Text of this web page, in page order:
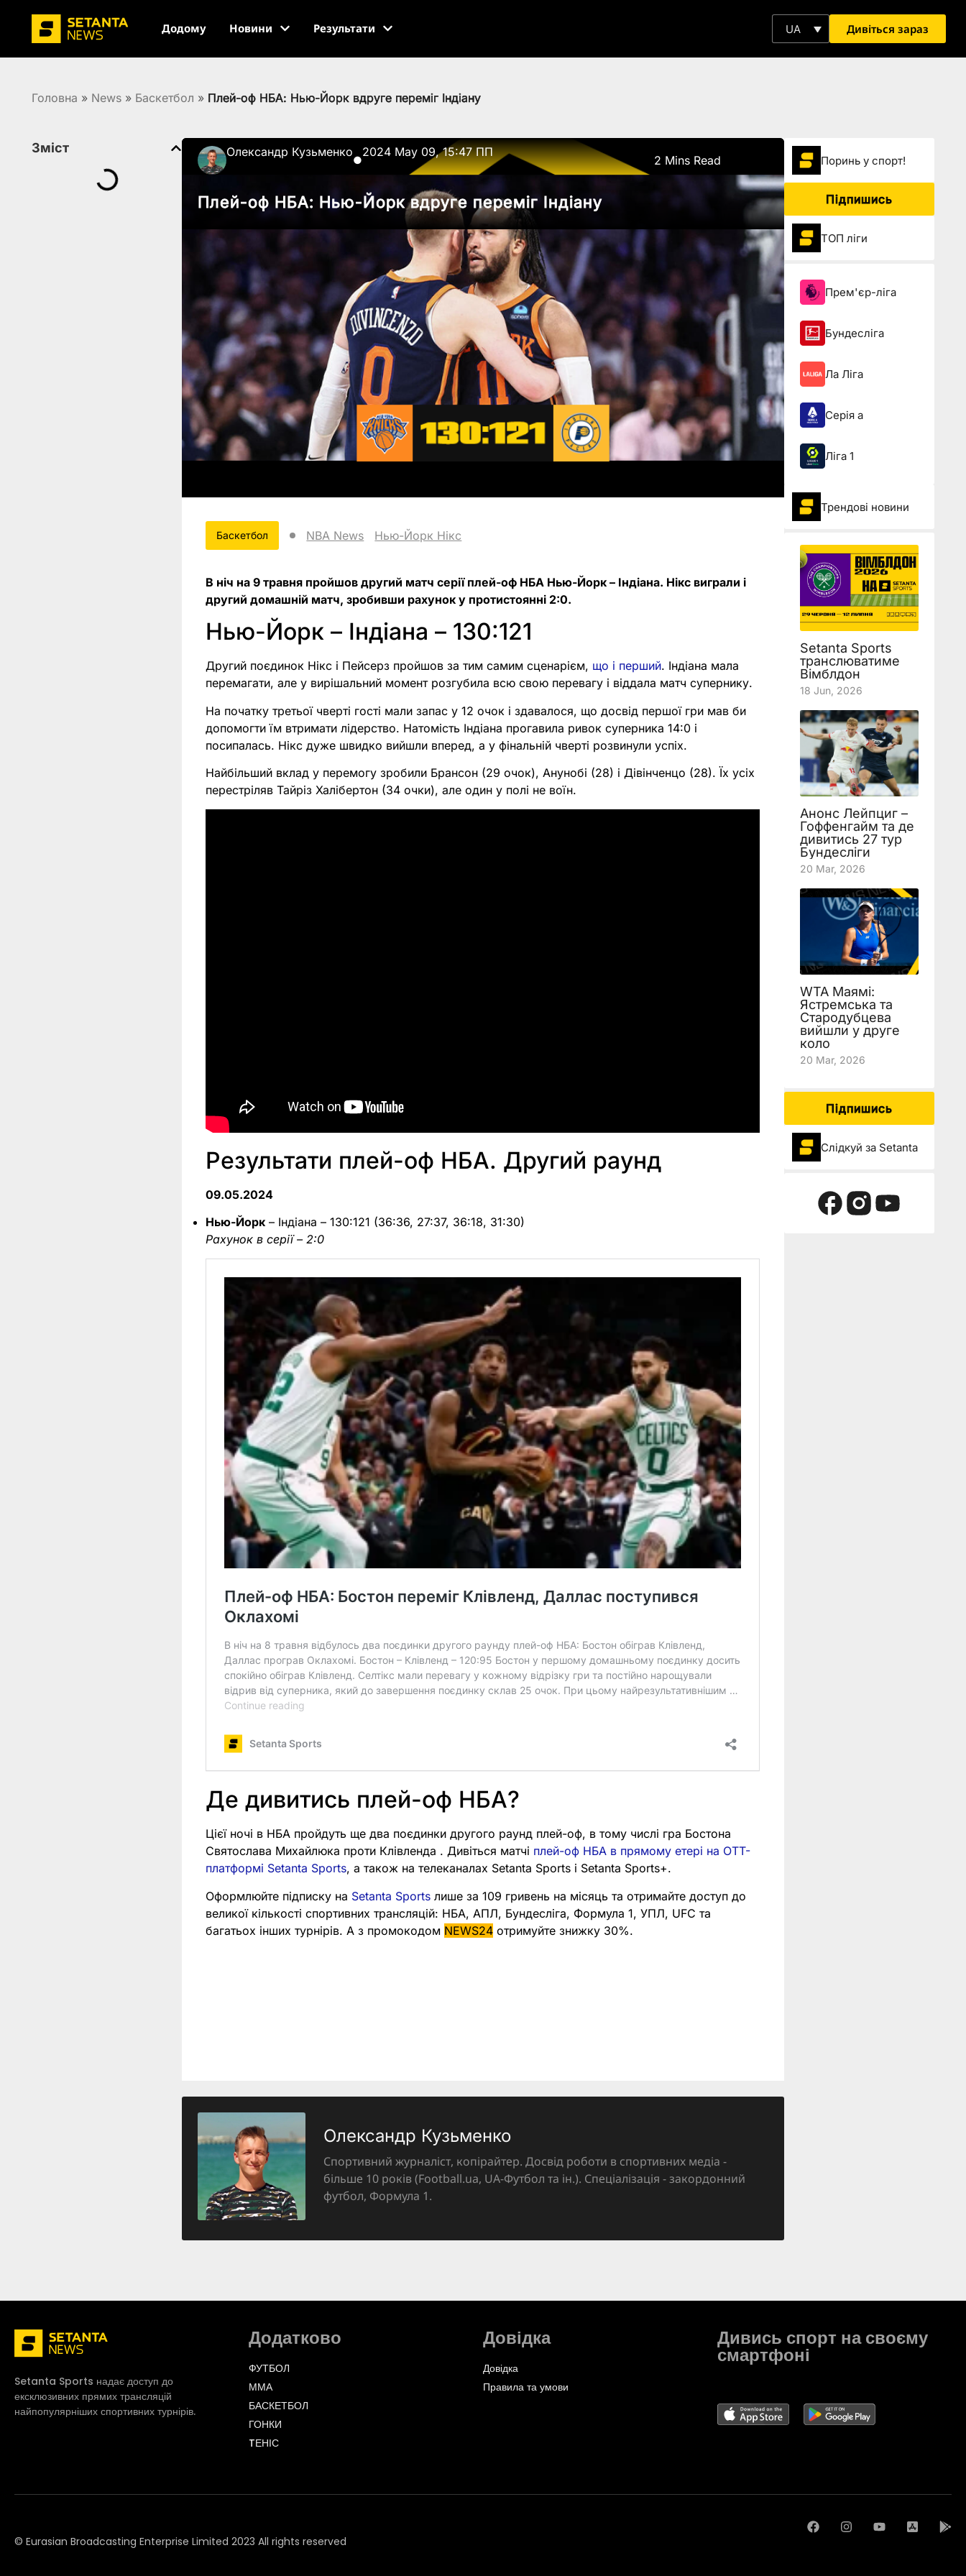
Додому Новини Результати UA Дивіться зараз
Головна » News » Баскетбол » Плей-оф НБА: Нью-Йорк вдруге переміг Індіану
Зміст Олександр Кузьменко
●
2024 May 09, 15:47 ПП
2 Mins Read
Плей-оф НБА: Нью-Йорк вдруге переміг Індіану
Баскетбол NBA News Нью-Йорк Нікс
В ніч на 9 травня пройшов другий матч серії плей-оф НБА Нью-Йорк – Індіана. Нікс виграли і
другий домашній матч, зробивши рахунок у протистоянні 2:0.
Нью-Йорк – Індіана – 130:121
Другий поєдинок Нікс і Пейсерз пройшов за тим самим сценарієм, що і перший. Індіана мала
перемагати, але у вирішальний момент розгубила всю свою перевагу і віддала матч супернику.
На початку третьої чверті гості мали запас у 12 очок і здавалося, що досвід першої гри мав би
допомогти їм втримати лідерство. Натомість Індіана прогавила ривок суперника 14:0 і
посипалась. Нікс дуже швидко вийшли вперед, а у фінальній чверті розвинули успіх.
Найбільший вклад у перемогу зробили Брансон (29 очок), Анунобі (28) і Дівінченцо (28). Їх усіх
перестріляв Тайріз Халібертон (34 очки), але один у полі не воїн.
Результати плей-оф НБА. Другий раунд
09.05.2024
Нью-Йорк – Індіана – 130:121 (36:36, 27:37, 36:18, 31:30)
Рахунок в серії – 2:0
Де дивитись плей-оф НБА?
Цієї ночі в НБА пройдуть ще два поєдинки другого раунд плей-оф, в тому числі гра Бостона
Святослава Михайлюка проти Клівленда . Дивіться матчі плей-оф НБА в прямому етері на OTT-
платформі Setanta Sports, а також на телеканалах Setanta Sports і Setanta Sports+.
Оформлюйте підписку на Setanta Sports лише за 109 гривень на місяць та отримайте доступ до
великої кількості спортивних трансляцій: НБА, АПЛ, Бундесліга, Формула 1, УПЛ, UFC та
багатьох інших турнірів. А з промокодом NEWS24 отримуйте знижку 30%.
Олександр Кузьменко
Спортивний журналіст, копірайтер. Досвід роботи в спортивних медіа -
більше 10 років (Football.ua, UA-Футбол та ін.). Спеціалізація - закордонний
футбол, Формула 1.
Поринь у спорт!
Підпишись
ТОП ліги
Прем'єр-ліга
Бундесліга
Ла Ліга
Серія а
Ліга 1
Трендові новини
Setanta Sports
транслюватиме
Вімблдон
18 Jun, 2026
Анонс Лейпциг –
Гоффенгайм та де
дивитись 27 тур
Бундесліги
20 Mar, 2026
WTA Маямі:
Ястремська та
Стародубцева
вийшли у друге
коло
20 Mar, 2026
Підпишись
Слідкуй за Setanta
Setanta Sports надає доступ до
ексклюзивних прямих трансляцій
найпопулярніших спортивних турнірів.
Додатково
ФУТБОЛ
ММА
БАСКЕТБОЛ
ГОНКИ
TЕНІС
Довідка
Довідка
Правила та умови
Дивись спорт на своєму
смартфоні
© Eurasian Broadcasting Enterprise Limited 2023 All rights reserved